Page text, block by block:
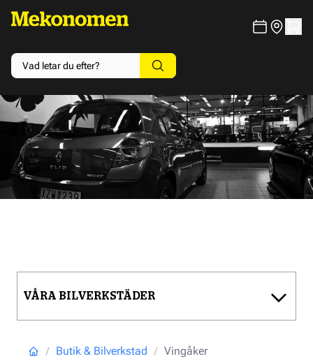
VÅRA BILVERKSTÄDER
Butik & Bilverkstad Vingåker